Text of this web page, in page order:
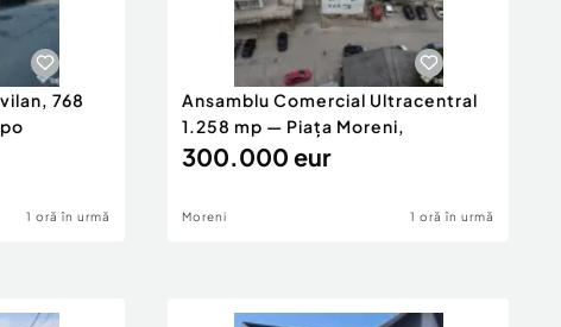
768
1 oră în urmă
Ansamblu Comercial Ultracentral
1.258 mp — Piața Moreni,
300.000 eur
Moreni 1 oră în urmă